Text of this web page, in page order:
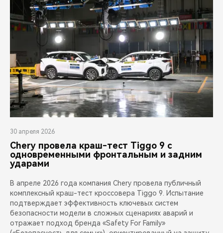
30 апреля 2026
Chery провела краш-тест Tiggo 9 с
одновременными фронтальным и задним
ударами
В апреле 2026 года компания Chery провела публичный
комплексный краш-тест кроссовера Tiggo 9. Испытание
подтверждает эффективность ключевых систем
безопасности модели в сложных сценариях аварий и
отражает подход бренда «Safety For Family»